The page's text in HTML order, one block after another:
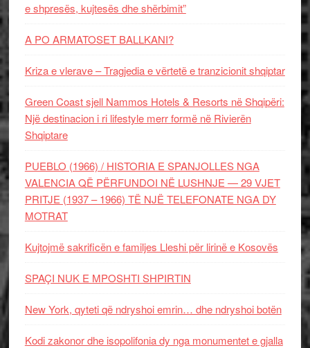
e shpresës, kujtesës dhe shërbimit”
A PO ARMATOSET BALLKANI?
Kriza e vlerave – Tragjedia e vërtetë e tranzicionit shqiptar
Green Coast sjell Nammos Hotels & Resorts në Shqipëri:
Një destinacion i ri lifestyle merr formë në Rivierën
Shqiptare
PUEBLO (1966) / HISTORIA E SPANJOLLES NGA
VALENCIA QË PËRFUNDOI NË LUSHNJE — 29 VJET
PRITJE (1937 – 1966) TË NJË TELEFONATE NGA DY
MOTRAT
Kujtojmë sakrificën e familjes Lleshi për lirinë e Kosovës
SPAÇI NUK E MPOSHTI SHPIRTIN
New York, qyteti që ndryshoi emrin… dhe ndryshoi botën
Kodi zakonor dhe isopolifonia dy nga monumentet e gjalla